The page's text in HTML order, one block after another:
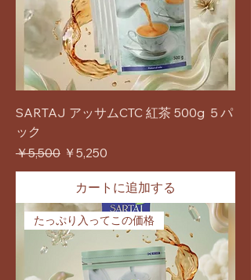
SARTAJ アッサムCTC 紅茶 500g ５パ
ック
通常価格
￥5,500 セール価格
￥5,250
カートに追加する
たっぷり入ってこの価格